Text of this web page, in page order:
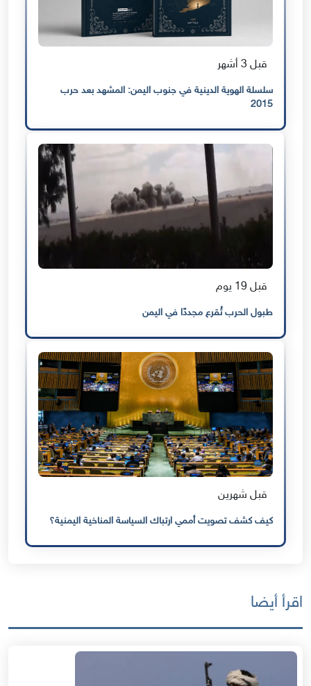
قبل 3 أشهر
سلسلة الهوية الدينية في جنوب اليمن: المشهد بعد حرب
2015
قبل 19 يوم
طبول الحرب تُقرع مجددًا في اليمن
قبل شهرين
كيف كشف تصويت أممي ارتباك السياسة المناخية اليمنية؟
اقرأ أيضا